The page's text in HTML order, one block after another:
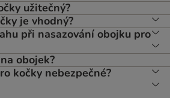
užitečný?
je vhodný?
při nasazování obojku pro
obojek?
kočky nebezpečné?